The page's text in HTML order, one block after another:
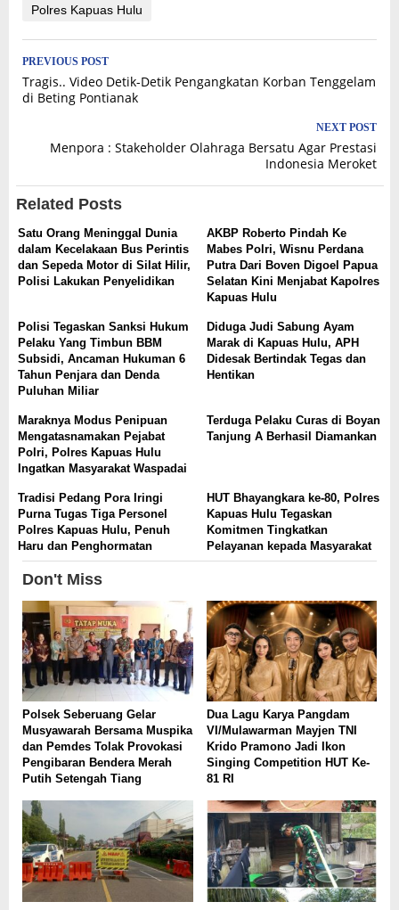
Polres Kapuas Hulu
Post
navigation
PREVIOUS POST
Tragis.. Video Detik-Detik Pengangkatan Korban Tenggelam
di Beting Pontianak
NEXT POST
Menpora : Stakeholder Olahraga Bersatu Agar Prestasi
Indonesia Meroket
Related Posts
Satu Orang Meninggal Dunia
dalam Kecelakaan Bus Perintis
dan Sepeda Motor di Silat Hilir,
Polisi Lakukan Penyelidikan
AKBP Roberto Pindah Ke
Mabes Polri, Wisnu Perdana
Putra Dari Boven Digoel Papua
Selatan Kini Menjabat Kapolres
Kapuas Hulu
Polisi Tegaskan Sanksi Hukum
Pelaku Yang Timbun BBM
Subsidi, Ancaman Hukuman 6
Tahun Penjara dan Denda
Puluhan Miliar
Diduga Judi Sabung Ayam
Marak di Kapuas Hulu, APH
Didesak Bertindak Tegas dan
Hentikan
Maraknya Modus Penipuan
Mengatasnamakan Pejabat
Polri, Polres Kapuas Hulu
Ingatkan Masyarakat Waspadai
Terduga Pelaku Curas di Boyan
Tanjung A Berhasil Diamankan
Tradisi Pedang Pora Iringi
Purna Tugas Tiga Personel
Polres Kapuas Hulu, Penuh
Haru dan Penghormatan
HUT Bhayangkara ke-80, Polres
Kapuas Hulu Tegaskan
Komitmen Tingkatkan
Pelayanan kepada Masyarakat
Don't Miss
Polsek Seberuang Gelar
Musyawarah Bersama Muspika
dan Pemdes Tolak Provokasi
Pengibaran Bendera Merah
Putih Setengah Tiang
Dua Lagu Karya Pangdam
VI/Mulawarman Mayjen TNI
Krido Pramono Jadi Ikon
Singing Competition HUT Ke-
81 RI